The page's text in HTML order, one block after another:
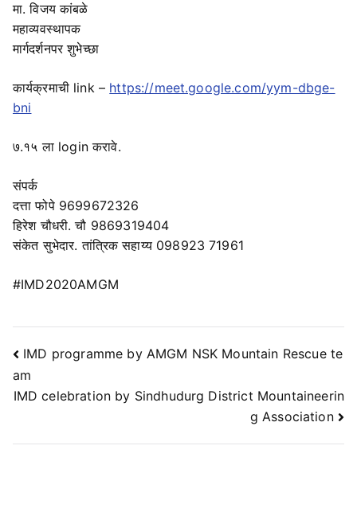
मा. विजय कांबळे
महाव्यवस्थापक
मार्गदर्शनपर शुभेच्छा
कार्यक्रमाची link – https://meet.google.com/yym-dbge-
bni
७.१५ ला login करावे.
संपर्क
दत्ता फोपे 9699672326
हिरेश चौधरी. चौ 9869319404
संकेत सुभेदार. तांत्रिक सहाय्य 098923 71961
#IMD2020AMGM
IMD programme by AMGM NSK Mountain Rescue te
am
IMD celebration by Sindhudurg District Mountaineerin
g Association